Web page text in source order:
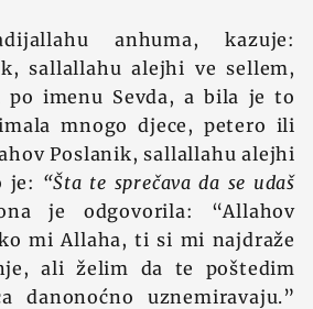
anhuma, kazuje:
sallallahu alejhi ve sellem,
po imenu Sevda, a bila je to
mnogo djece, petero ili
Poslanik, sallallahu alejhi
je: “Šta te sprečava da se udaš
je odgovorila: “Allahov
mi Allaha, ti si mi najdraže
ali želim da te poštedim
danonoćno uznemiravaju.”